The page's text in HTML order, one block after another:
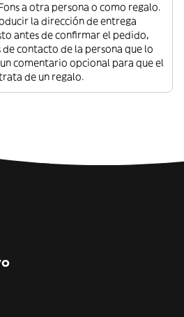
a otra persona o como regalo.
la dirección de entrega
antes de confirmar el pedido,
contacto de la persona que lo
comentario opcional para que el
de un regalo.